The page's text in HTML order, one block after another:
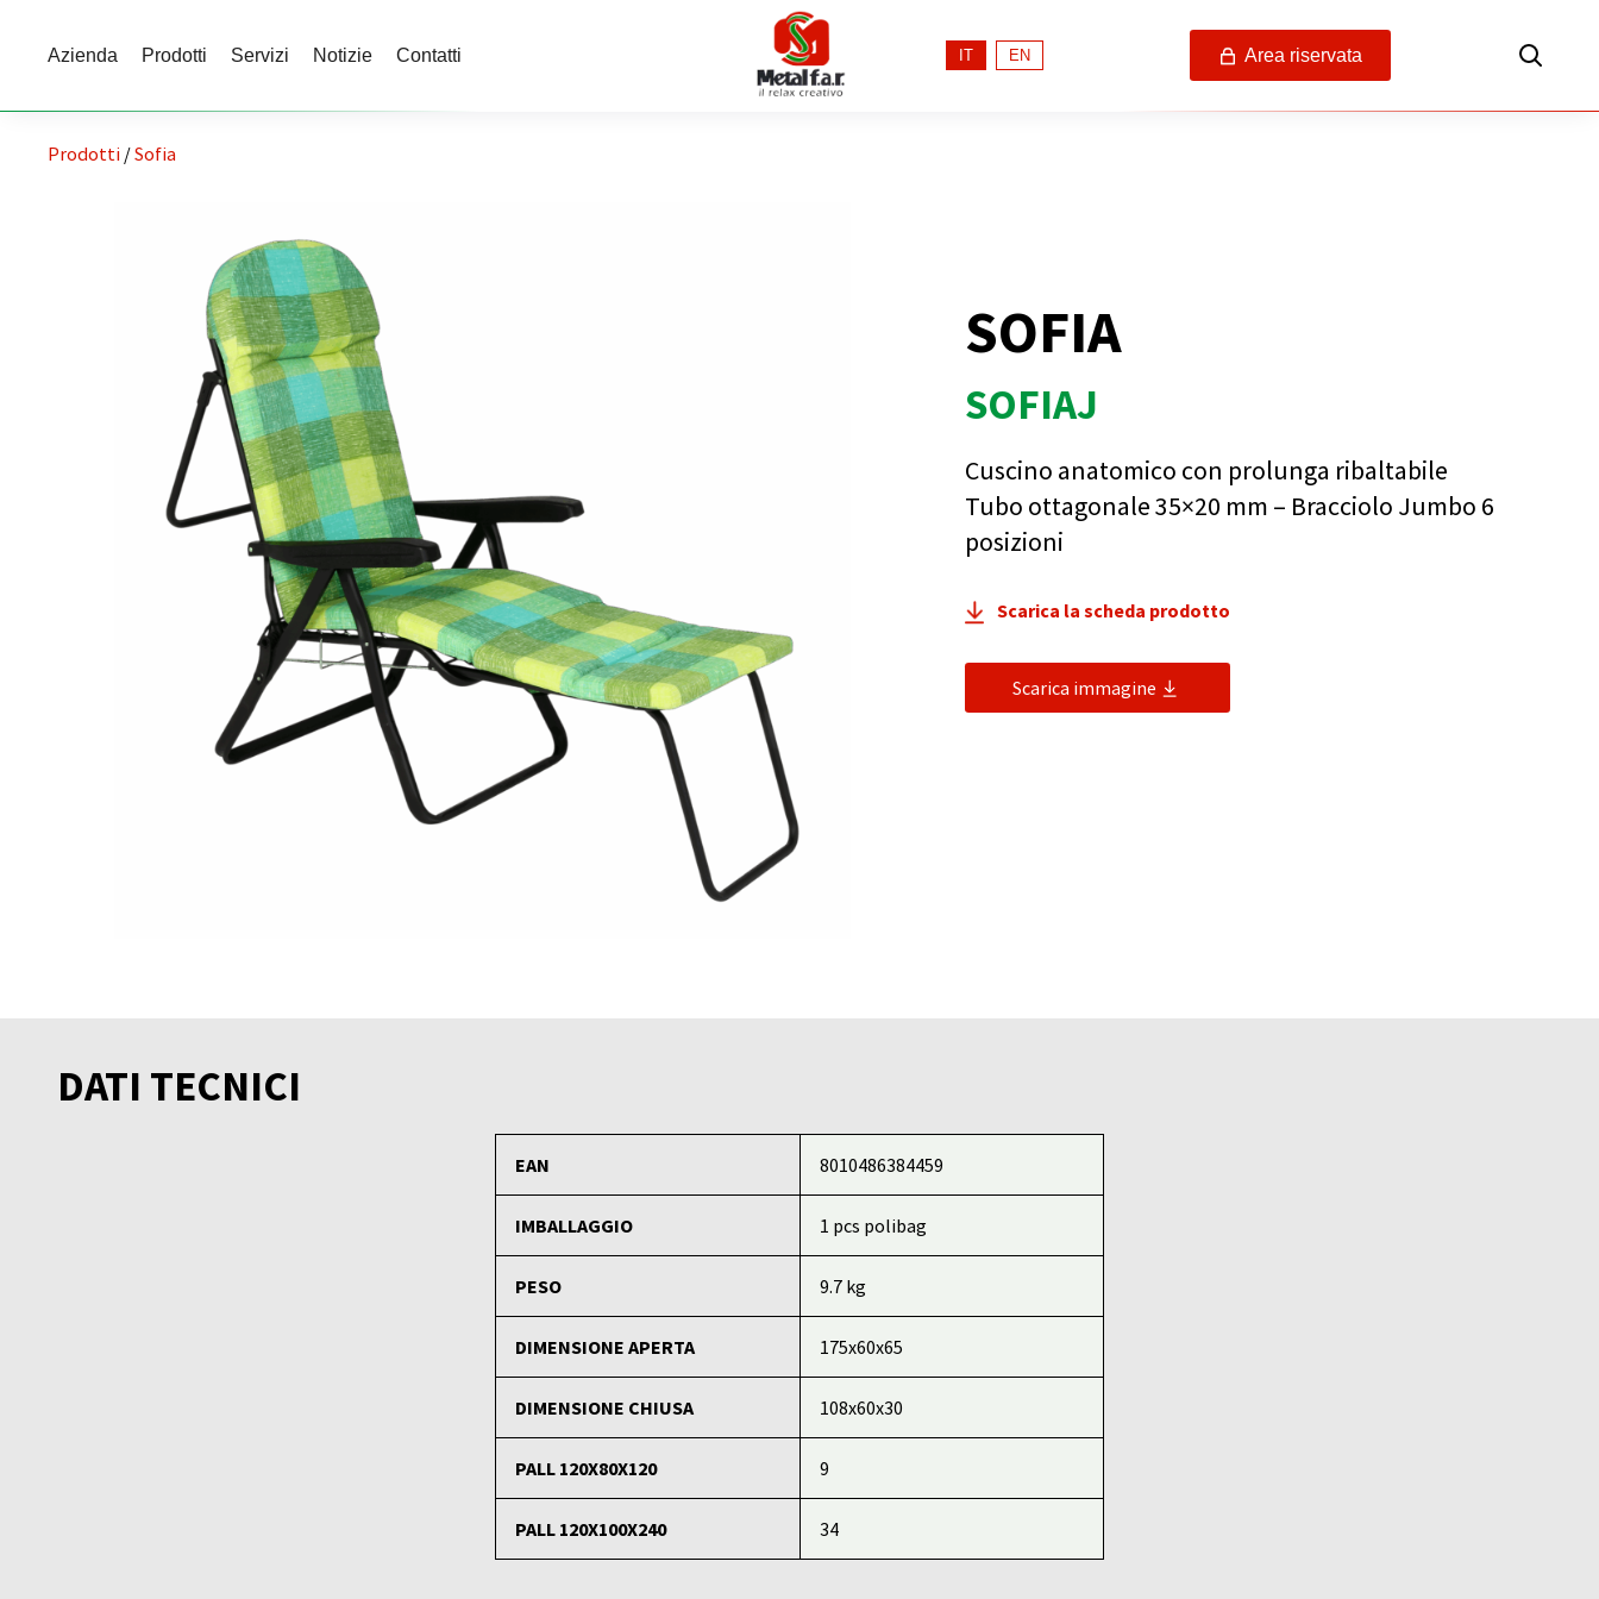
Azienda Prodotti Servizi Notizie Contatti IT EN Area riservata
Prodotti /Sofia
SOFIA
SOFIAJ
Cuscino anatomico con prolunga ribaltabile
Tubo ottagonale 35×20 mm – Bracciolo Jumbo 6
posizioni
Scarica la scheda prodotto
Scarica immagine
DATI TECNICI
EAN 8010486384459
IMBALLAGGIO 1 pcs polibag
PESO 9.7 kg
DIMENSIONE APERTA 175x60x65
DIMENSIONE CHIUSA 108x60x30
PALL 120X80X120 9
PALL 120X100X240 34